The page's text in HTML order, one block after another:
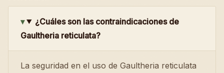
¿Cuáles son las contraindicaciones de
Gaultheria reticulata?
La seguridad en el uso de Gaultheria reticulata